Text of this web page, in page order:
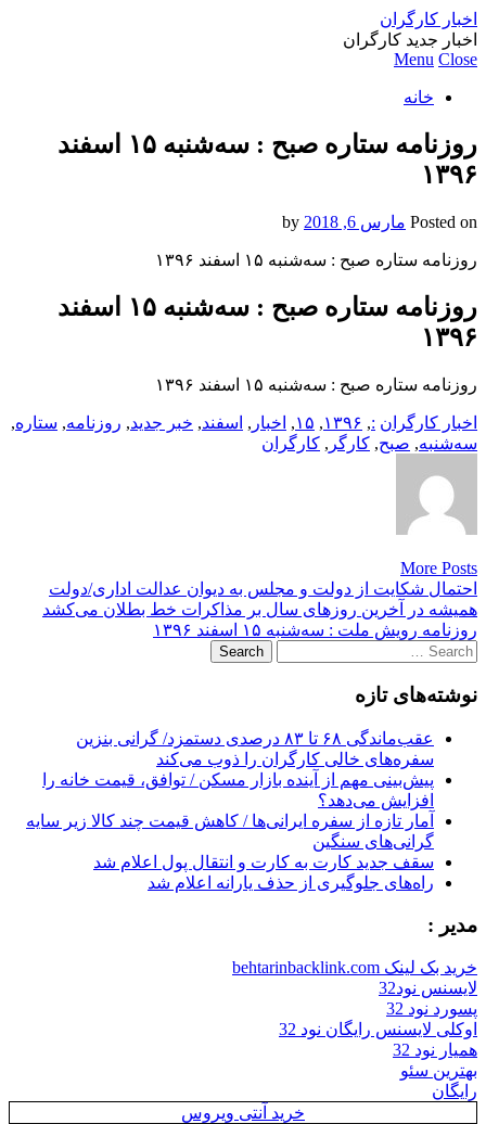
اخبار کارگران
اخبار جدید کارگران
Menu Close
خانه
روزنامه ستاره صبح : سه‌شنبه ۱۵ اسفند
۱۳۹۶
Posted on مارس 6, 2018
روزنامه ستاره صبح : سه‌شنبه ۱۵ اسفند ۱۳۹۶
روزنامه ستاره صبح : سه‌شنبه ۱۵ اسفند
۱۳۹۶
روزنامه ستاره صبح : سه‌شنبه ۱۵ اسفند ۱۳۹۶
اخبار کارگران :
, ۱۳۹۶, ۱۵, اخبار , اسفند, خبر جدید, روزنامه, ستاره,
سه‌شنبه, صبح, کارگر , کارگران
More Posts
Post
navigation
احتمال شکایت از دولت و مجلس به دیوان عدالت اداری/دولت
همیشه در آخرین روزهای سال بر مذاکرات خط بطلان می‌کشد
روزنامه رویش ملت : سه‌شنبه ۱۵ اسفند ۱۳۹۶
Search
for:
نوشته‌های تازه
عقب‌ماندگی ۶۸ تا ۸۳ درصدی دستمزد/ گرانی بنزین
سفره‌های خالی کارگران را ذوب می‌کند
پیش‌بینی مهم از آینده بازار مسکن / توافق، قیمت خانه را
افزایش می‌دهد؟
آمار تازه از سفره ایرانی‌ها / کاهش قیمت چند کالا زیر سایه
گرانی‌های سنگین
سقف جدید کارت به کارت و انتقال پول اعلام شد
راه‌های جلوگیری از حذف یارانه اعلام شد
مدیر :
خرید بک لینک behtarinbacklink.com
لایسنس نود32
پسورد نود 32
اوکلی لایسنس رایگان نود 32
همیار نود 32
بهترین سئو
رایگان
خرید آنتی ویروس